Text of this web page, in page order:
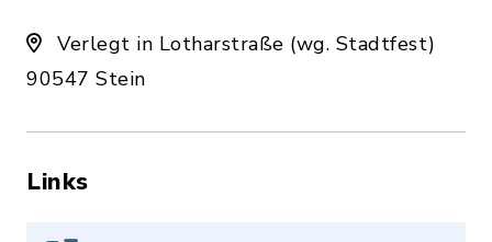
Verlegt in Lotharstraße (wg. Stadtfest)
90547 Stein
Links